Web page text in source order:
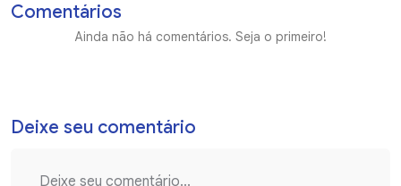
Comentários
Ainda não há comentários. Seja o primeiro!
Deixe seu comentário